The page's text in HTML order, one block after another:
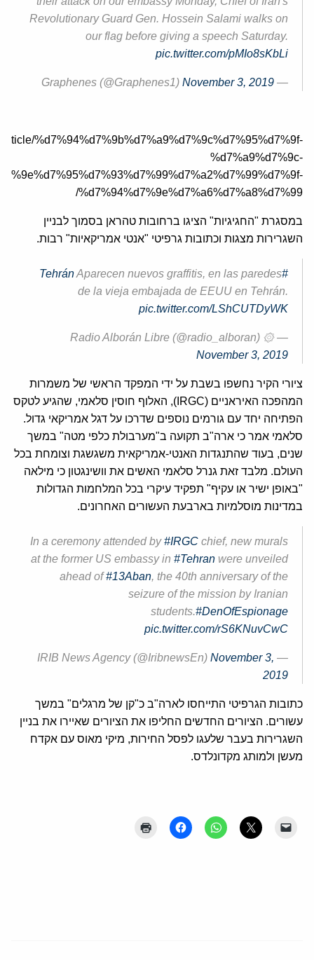
Revolutionary Guard Gen. Hossein Salami walks on
our flag before giving a speech Saturday.
pic.twitter.com/pMIo8sKbLi
— Graphenes (@Graphenes1)
November 3, 2019
%d7%94%d7%9b%d7%a9%d7%9c%d7%95%d7%9f-
%d7%a9%d7%9c-
%d7%94%d7%9e%d7%a6%d7%a8%d7%99/
במסגרת "החגיגיות" הציגו ברחובות טהראן בסמוך לבניין
השגרירות מצגות וכתובות גרפיטי "אנטי אמריקאיות" רבות.
#Tehrán
Aparecen nuevos graffitis, en las paredes
de la vieja embajada de EEUU en Tehrán.
pic.twitter.com/LShCUTDyWK
— ۞ Radio Alborán Libre (@radio_alboran)
November 3, 2019
ציורי הקיר נחשפו בשבת על ידי המפקד הראשי של משמרות
המהפכה האיראניים (IRGC), האלוף חוסין סלאמי, שהגיע לטקס
הפתיחה יחד עם גורמים נוספים שדרכו על דגל אמריקאי גדול.
סלאמי אמר כי ארה"ב תקועה ב"מערבולת כלפי מטה" במשך
שנים, בעוד שהתנגדות האנטי-אמריקאית משגשגת וצומחת בכל
העולם. מלבד זאת גנרל סלאמי האשים את וושינגטון כי מילאה
"באופן ישיר או עקיף" תפקיד עיקרי בכל המלחמות הגדולות
במדינות מוסלמיות בארבעת העשורים האחרונים.
In a ceremony attended by#IRGC chief, new murals
at the former US embassy in #Tehran were unveiled
ahead of#13Aban, the 40th anniversary of the
seizure of the mission by Iranian
students.#DenOfEspionage
pic.twitter.com/rS6KNuvCwC
— IRIB News Agency (@IribnewsEn)
November 3,
2019
כתובות הגרפיטי התייחסו לארה"ב כ"קן של מרגלים" במשך
עשורים. הציורים החדשים החליפו את הציורים שאיירו את בניין
השגרירות בעבר שלעגו לפסל החירות, מיקי מאוס עם אקדח
מעשן ולמותג מקדונלדס.